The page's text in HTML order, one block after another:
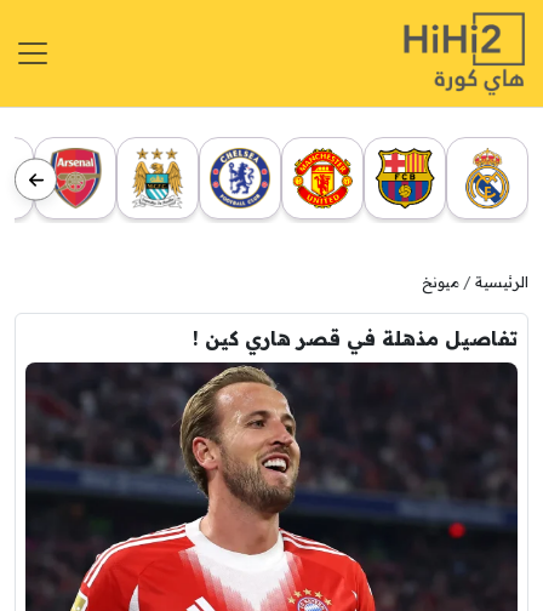
الرئيسية ميونخ
تفاصيل مذهلة في قصر هاري كين !